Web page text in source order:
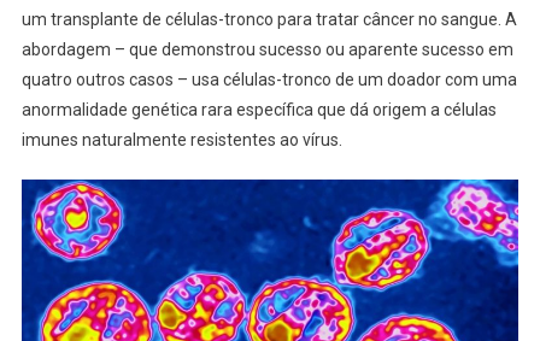
um transplante de células-tronco para tratar câncer no sangue. A
abordagem – que demonstrou sucesso ou aparente sucesso em
quatro outros casos – usa células-tronco de um doador com uma
anormalidade genética rara específica que dá origem a células
imunes naturalmente resistentes ao vírus.